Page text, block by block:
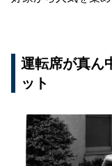
運転席が真ん
ット